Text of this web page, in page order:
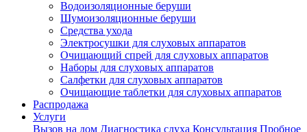
Водоизоляционные беруши
Шумоизоляционные беруши
Средства ухода
Электросушки для слуховых аппаратов
Очищающий спрей для слуховых аппаратов
Наборы для слуховых аппаратов
Салфетки для слуховых аппаратов
Очищающие таблетки для слуховых аппаратов
Распродажа
Услуги
Вызов на дом Диагностика слуха Консультация Пробное